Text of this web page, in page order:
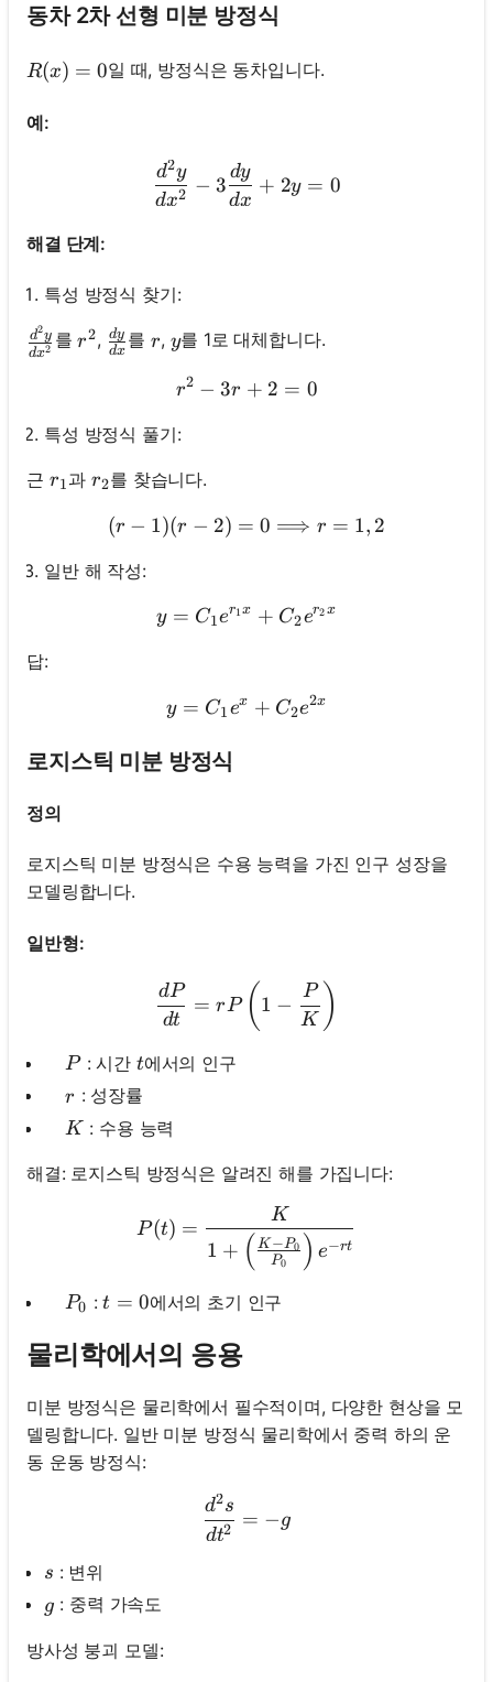
동차 2차 선형 미분 방정식
R(x)=0
R(x) = 0일 때, 방정식은 동차입니다.
예:
\frac{d^2 y}{d x^2}-3
dx2
d2y
− 3
dx
dy
+ 2y = 0
해결 단계:
특성 방정식 찾기:
\frac{d^2 y}{d x^2}
dx2
d2y 를r^2
r2, \frac{d y}{d x}
dx
dy 를 r
r, y
y를 1로 대체합니다.
r^2-3 r+2=0
r2 − 3r + 2 = 0
특성 방정식 풀기:
근 r_1
r1과 r_2
r2를 찾습니다.
(r-1)(r-2)=0
(r − 1)(r − 2) = 0 ⟹ r = 1, 2
일반 해 작성:
y=C_1 e^{r_1 x}+C_2
y = C1er1x + C2er2x
답:
y=C_1 e^x+C_2 e^{2 x}
y = C1ex + C2e2x
로지스틱 미분 방정식
정의
로지스틱 미분 방정식은 수용 능력을 가진 인구 성장을
모델링합니다.
일반형:
\frac{d P}{d t}=r
dt
dP
= rP ( 1 −
K
P )
\quad P
P: 시간 t
t에서의 인구
\quad r
r : 성장률
\quad K
K : 수용 능력
해결: 로지스틱 방정식은 알려진 해를 가집니다:
P(t) =
1 + ( P0
K−P0 ) e−rt
K
\quad P_0
P0 :t=0
t = 0에서의 초기 인구
물리학에서의 응용
미분 방정식은 물리학에서 필수적이며, 다양한 현상을 모
델링합니다. 일반 미분 방정식 물리학에서 중력 하의 운
동 운동 방정식:
dt2
d2s
= −g
s
s : 변위
g
g : 중력 가속도
방사성 붕괴 모델: